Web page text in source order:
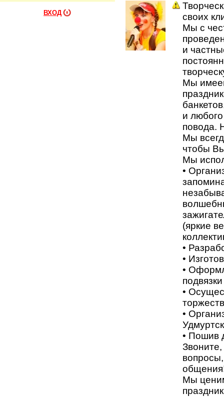
ВХОД
своих
Мы с
и
Мы
и
повода.
Мы
чтобы
Мы
•
(яркие
•
•
•
•
•
• Пошив
Мы